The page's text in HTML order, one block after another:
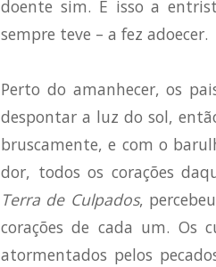
doente sim. E isso a
sempre teve – a fez adoecer.
Perto do amanhecer, os
despontar a luz do sol,
bruscamente, e com o
dor, todos os corações
Terra de Culpados,
corações de cada um. Os
atormentados pelos